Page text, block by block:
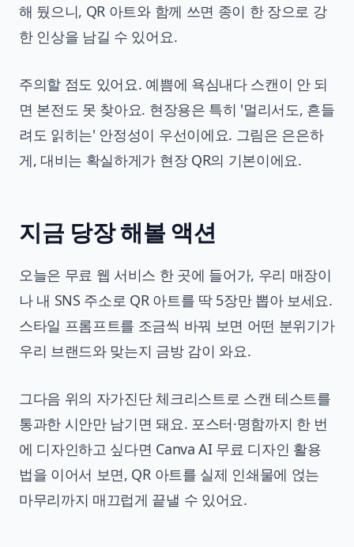
해 뒀으니, QR 아트와 함께 쓰면 종이 한 장으로 강
한 인상을 남길 수 있어요.
주의할 점도 있어요. 예쁨에 욕심내다 스캔이 안 되
면 본전도 못 찾아요. 현장용은 특히 '멀리서도, 흔들
려도 읽히는' 안정성이 우선이에요. 그림은 은은하
게, 대비는 확실하게가 현장 QR의 기본이에요.
지금 당장 해볼 액션
오늘은 무료 웹 서비스 한 곳에 들어가, 우리 매장이
나 내 SNS 주소로 QR 아트를 딱 5장만 뽑아 보세요.
스타일 프롬프트를 조금씩 바꿔 보면 어떤 분위기가
우리 브랜드와 맞는지 금방 감이 와요.
그다음 위의 자가진단 체크리스트로 스캔 테스트를
통과한 시안만 남기면 돼요. 포스터·명함까지 한 번
에 디자인하고 싶다면 Canva AI 무료 디자인 활용
법을 이어서 보면, QR 아트를 실제 인쇄물에 얹는
마무리까지 매끄럽게 끝낼 수 있어요.